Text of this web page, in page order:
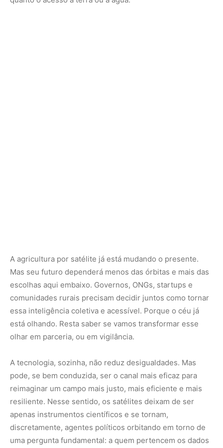
A agricultura por satélite já está mudando o presente.
Mas seu futuro dependerá menos das órbitas e mais das
escolhas aqui embaixo. Governos, ONGs, startups e
comunidades rurais precisam decidir juntos como tornar
essa inteligência coletiva e acessível. Porque o céu já
está olhando. Resta saber se vamos transformar esse
olhar em parceria, ou em vigilância.
A tecnologia, sozinha, não reduz desigualdades. Mas
pode, se bem conduzida, ser o canal mais eficaz para
reimaginar um campo mais justo, mais eficiente e mais
resiliente. Nesse sentido, os satélites deixam de ser
apenas instrumentos científicos e se tornam,
discretamente, agentes políticos orbitando em torno de
uma pergunta fundamental: a quem pertencem os dados